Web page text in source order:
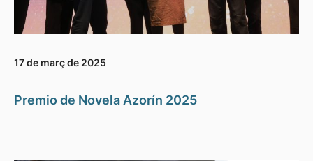
17 de març de 2025
Premio de Novela Azorín 2025